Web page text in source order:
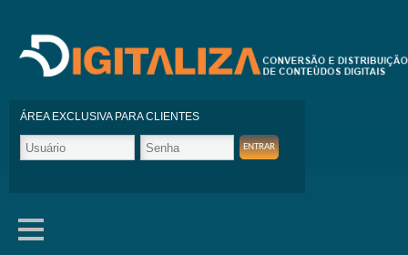
ÁREA EXCLUSIVA PARA CLIENTES